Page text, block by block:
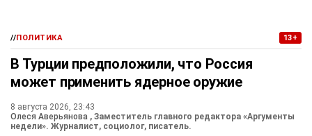
//ПОЛИТИКА 13+
В Турции предположили, что Россия
может применить ядерное оружие
8 августа 2026, 23:43
Олеся Аверьянова , Заместитель главного редактора «Аргументы
недели». Журналист, социолог, писатель.